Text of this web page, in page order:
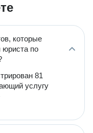
которые
юриста по
81
услугу